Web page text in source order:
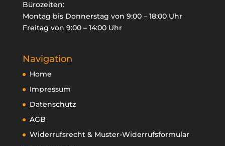
Bürozeiten:
Montag bis Donnerstag von 9:00 – 18:00 Uhr
Freitag von 9:00 – 14:00 Uhr
Navigation
Home
Impressum
Datenschutz
AGB
Widerrufsrecht & Muster-Widerrufsformular